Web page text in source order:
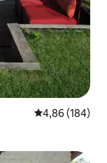
4,86 (184)